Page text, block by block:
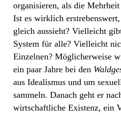
organisieren, als die
Ist es wirklich
gleich aussieht? Vielleicht
System für alle? Vielleicht
Einzelnen? Möglicherweise
ein paar Jahre bei den Wald
aus Idealismus und um
sammeln. Danach geht er
wirtschaftliche Existenz, ein